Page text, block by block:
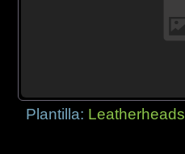
Plantilla: Leatherheads